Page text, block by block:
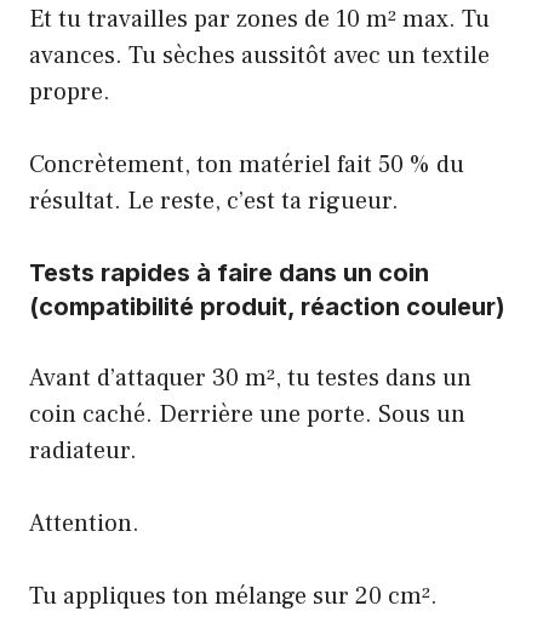
Et tu travailles par zones de 10 m² max. Tu
avances. Tu sèches aussitôt avec un textile
propre.
Concrètement, ton matériel fait 50 % du
résultat. Le reste, c’est ta rigueur.
Tests rapides à faire dans un coin
(compatibilité produit, réaction couleur)
Avant d’attaquer 30 m², tu testes dans un
coin caché. Derrière une porte. Sous un
radiateur.
Attention.
Tu appliques ton mélange sur 20 cm².